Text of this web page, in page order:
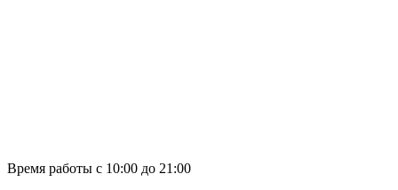
Время работы с 10:00 до 21:00